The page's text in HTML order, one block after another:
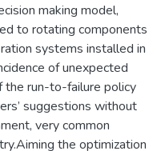
making model,
to rotating components
systems installed in
of unexpected
the run-to-failure policy
suggestions without
very common
the optimization